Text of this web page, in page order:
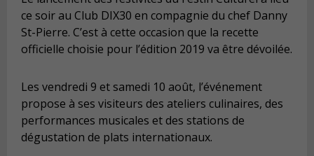
ce soir au Club DIX30 en compagnie du chef Danny
St-Pierre. C’est à cette occasion que la recette
officielle choisie pour l’édition 2019 va être dévoilée.
Les vendredi 9 et samedi 10 août, l’événement
propose à ses visiteurs des ateliers culinaires, des
performances musicales et des stations de
dégustation de plats internationaux.